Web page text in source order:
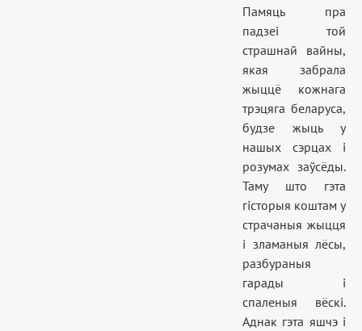
Памяць пра
падзеі той
страшнай вайны,
якая забрала
жыццё кожнага
трэцяга беларуса,
будзе жыць у
нашых сэрцах і
розумах заўсёды.
Таму што гэта
гісторыя коштам у
страчаныя жыцця
і зламаныя лёсы,
разбураныя
гарады і
спаленыя вёскі.
Аднак гэта яшчэ і